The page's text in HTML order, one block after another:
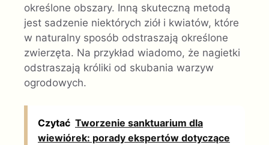
określone obszary. Inną skuteczną metodą
jest sadzenie niektórych ziół i kwiatów, które
w naturalny sposób odstraszają określone
zwierzęta. Na przykład wiadomo, że nagietki
odstraszają króliki od skubania warzyw
ogrodowych.
Czytać Tworzenie sanktuarium dla
wiewiórek: porady ekspertów dotyczące